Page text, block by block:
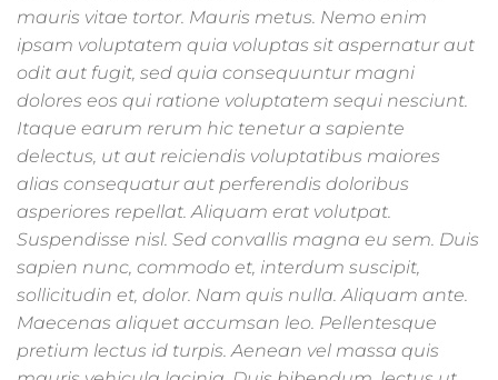
mauris vitae tortor. Mauris metus. Nemo enim
ipsam voluptatem quia voluptas sit aspernatur aut
odit aut fugit, sed quia consequuntur magni
dolores eos qui ratione voluptatem sequi nesciunt.
Itaque earum rerum hic tenetur a sapiente
delectus, ut aut reiciendis voluptatibus maiores
alias consequatur aut perferendis doloribus
asperiores repellat. Aliquam erat volutpat.
Suspendisse nisl. Sed convallis magna eu sem. Duis
sapien nunc, commodo et, interdum suscipit,
sollicitudin et, dolor. Nam quis nulla. Aliquam ante.
Maecenas aliquet accumsan leo. Pellentesque
pretium lectus id turpis. Aenean vel massa quis